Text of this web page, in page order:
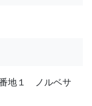
地１ ノルベサ